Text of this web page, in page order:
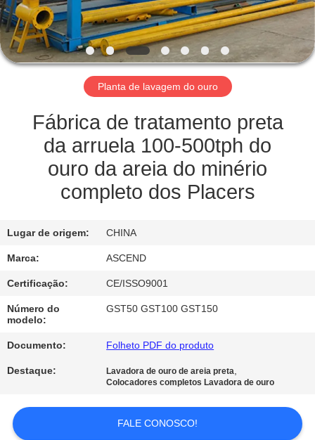
CONTROLE
DA
QUALIDADE
CONTACTE-
NOS
PEÇA
UMAS
CITAÇÕES
MAPA
DO
SITE
POLÍTICA
DE
PRIVACIDADE
Planta de lavagem do ouro
Fábrica de tratamento preta
da arruela 100-500tph do
ouro da areia do minério
completo dos Placers
Lugar de origem: CHINA
Marca: ASCEND
Certificação: CE/ISSO9001
Número do
modelo:
GST50 GST100 GST150
Documento: Folheto PDF do produto
Destaque: Lavadora de ouro de areia preta,
Colocadores completos Lavadora de ouro
FALE CONOSCO!